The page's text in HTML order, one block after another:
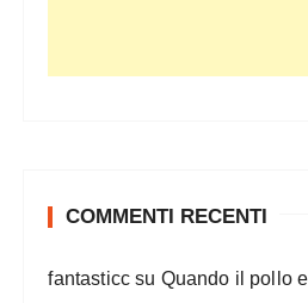
COMMENTI RECENTI
fantasticc su Quando il pollo